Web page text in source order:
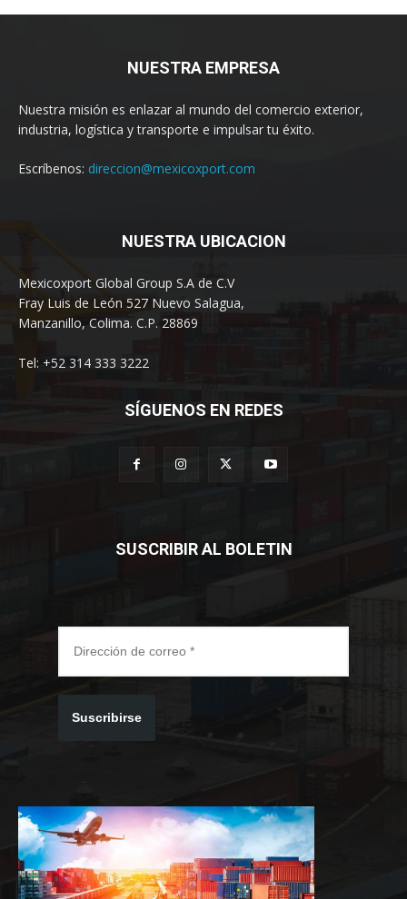
NUESTRA EMPRESA
Nuestra misión es enlazar al mundo del comercio exterior,
industria, logística y transporte e impulsar tu éxito.
Escríbenos: direccion@mexicoxport.com
NUESTRA UBICACION
Mexicoxport Global Group S.A de C.V
Fray Luis de León 527 Nuevo Salagua,
Manzanillo, Colima. C.P. 28869
Tel: +52 314 333 3222
SÍGUENOS EN REDES
SUSCRIBIR AL BOLETIN
Suscribirse